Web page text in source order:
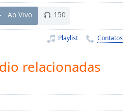
Ao Vivo 150
Playlist Contatos
relacionadas